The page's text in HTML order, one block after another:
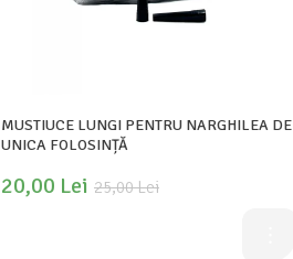
MUSTIUCE LUNGI PENTRU NARGHILEA DE
UNICA FOLOSINȚĂ
25,00 Lei
20,00 Lei